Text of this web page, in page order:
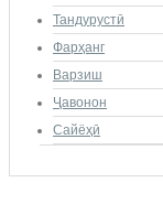
Тандурустӣ
Фарҳанг
Варзиш
Ҷавонон
Сайёҳӣ